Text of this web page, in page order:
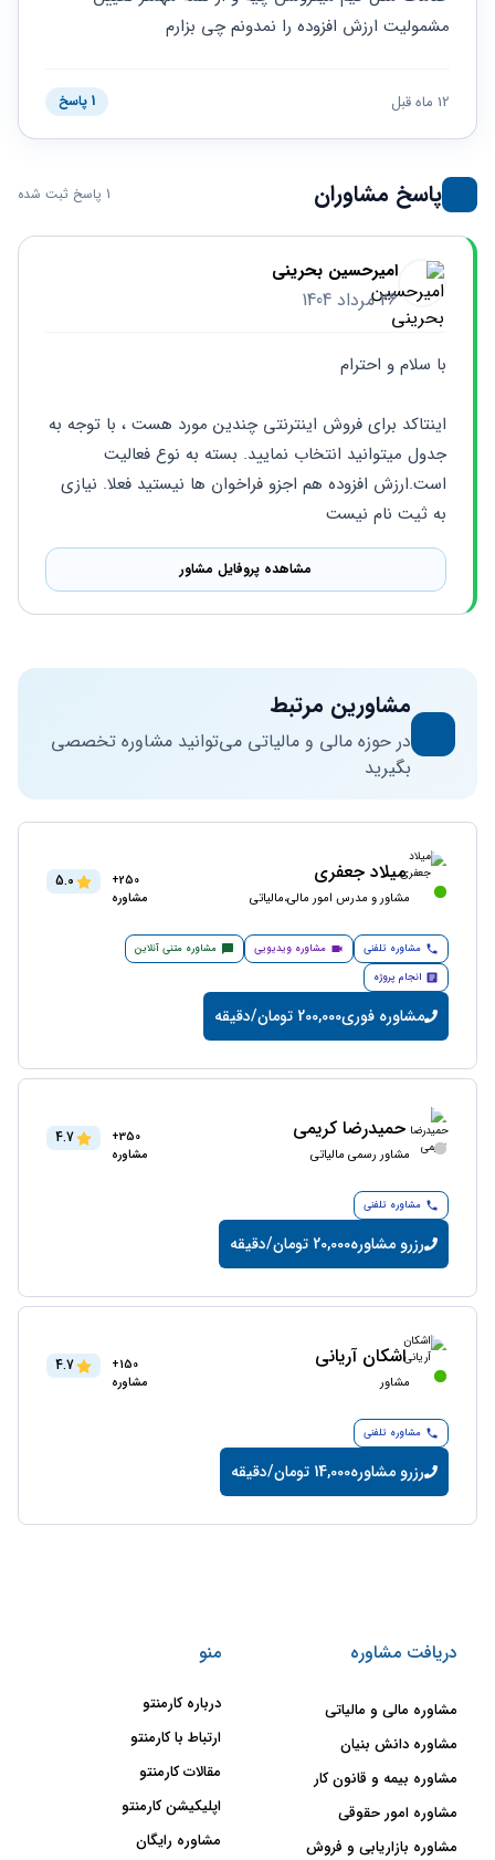
برنامه نویسی
طلاق
حقوقی
خانواده
کسب
و کار
سئو و
سایت
ثبت
شرکت
مشمولیت ارزش افزوده را نمدونم چی بزارم
12 ماه قبل 1 پاسخ
پاسخ مشاوران 1 پاسخ ثبت شده
امیرحسین بحرینی
26 مرداد 1404
با سلام و احترام
به ثیت نام نیست
مشاهده پروفایل مشاور
مشاورین مرتبط
در حوزه مالی و مالیاتی می‌توانید مشاوره تخصصی
بگیرید
میلاد جعفری
مشاور و مدرس امور مالی،مالیاتی
250+
مشاوره
5.0
مشاوره تلفنی مشاوره ویدیویی
مشاوره متنی آنلاین
انجام پروژه
مشاوره فوری200,000 تومان/دقیقه
حمیدرضا کریمی
مشاور رسمی مالیاتی
350+
مشاوره
4.7
مشاوره تلفنی
رزرو مشاوره20,000 تومان/دقیقه
اشکان آریانی
مشاور
150+
مشاوره
4.7
مشاوره تلفنی
رزرو مشاوره14,000 تومان/دقیقه
دریافت مشاوره
مشاوره مالی و مالیاتی
مشاوره دانش بنیان
مشاوره بیمه و قانون کار
مشاوره امور حقوقی
مشاوره بازاریابی و فروش
منو
درباره کارمنتو
ارتباط با کارمنتو
مقالات کارمنتو
اپلیکیشن کارمنتو
مشاوره رایگان